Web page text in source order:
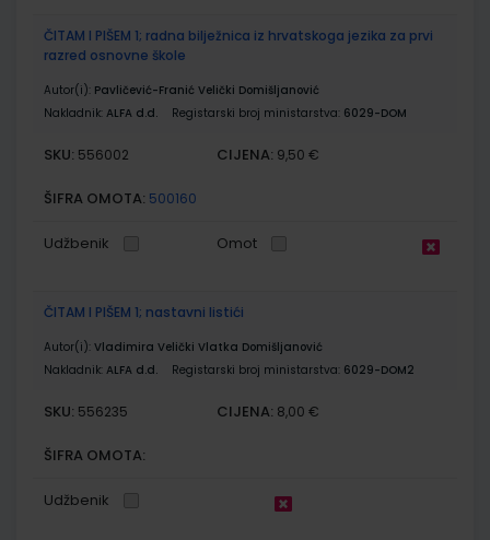
ČITAM I PIŠEM 1; radna bilježnica iz hrvatskoga jezika za prvi
razred osnovne škole
Autor(i): Pavličević-Franić Velički Domišljanović
Nakladnik: ALFA d.d. Registarski broj ministarstva: 6029-DOM
SKU: 556002 CIJENA: 9,50 €
ŠIFRA OMOTA: 500160
Udžbenik Omot
ČITAM I PIŠEM 1; nastavni listići
Autor(i): Vladimira Velički Vlatka Domišljanović
Nakladnik: ALFA d.d. Registarski broj ministarstva: 6029-DOM2
SKU: 556235 CIJENA: 8,00 €
ŠIFRA OMOTA:
Udžbenik